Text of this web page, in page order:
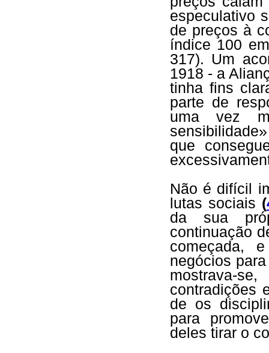
especulativo
de preços à
índice 100
317). Um
1918 - a
tinha fins
parte de
uma vez
que
Não é difícil
lutas sociais (
da sua
continuação
começada,
negócios
mostrava-
contradições
de os
para
deles tirar o